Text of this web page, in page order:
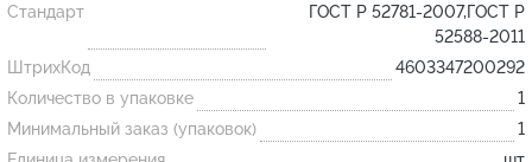
Трубка
Стержень
Пробка
Подставка
Стандарт
ГОСТ Р 52781-2007,ГОСТ Р
52588-2011
ШтрихКод
4603347200292
Количество в упаковке
1
Минимальный заказ (упаковок)
1